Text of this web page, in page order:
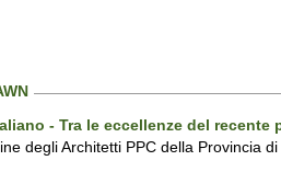
- Tra le eccellenze del
degli Architetti PPC della Provincia